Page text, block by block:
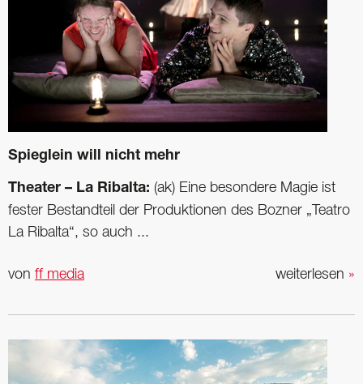
Spieglein will nicht mehr
Theater – La Ribalta: (ak) Eine besondere Magie ist
fester Bestandteil der Produktionen des Bozner „Teatro
La Ribalta“, so auch ...
weiterlesen »
von ff media